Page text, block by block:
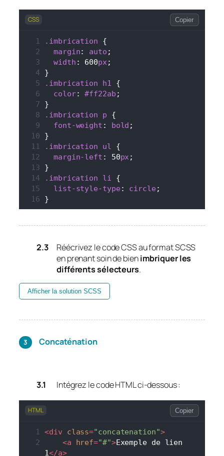
CSS Copier
.imbrication {
margin: auto ;
width : 600px ;
}
.imbrication
h1
{
color: #ff22ab ;
}
.imbrication
p {
font-weight : bold ;
}
.imbrication
ul
{
margin-left : 50px ;
}
.imbrication
li
{
list-style-type : circle ;
}
Réécrivez le code CSS au format SCSS
en prenant soin de bienimbriquer les
différents sélecteurs.
Afficher la solution SCSS
Concaténation
Intégrez le code HTML ci-dessous :
HTML Copier
<div class="concatenation">
<a href="#">Exemple de lien
1</a>